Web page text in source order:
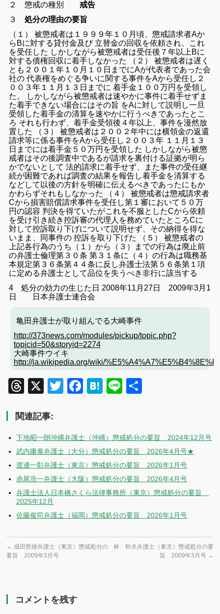
２ 懲戒の種別戒告
３処分の理由の要旨
（１） 被懲戒者は１９９９年１０月頃、懲戒請求者Aか
らBに対する貸付金及び 立替金の回収を依頼され、これ
を受任した しかしながら被懲戒者は受任後７年以上Bに
対する債権回収に着手しなかった （２） 被懲戒者は遅く
とも２００１年１０月１０日までにAが代表者であった会
社の 代表権をめぐる争いに関する事件をAから受任し２
００３年１１月１３日までに 着手金１００万円を受領し
た。 しかしながら被懲戒者は速やかに事件に着手せずま
た着手できない場合にはその旨 をAに対して説明し一旦
受領した着手金の清算を速やかに行うべきであったとこ
ろ それも行わず、着手金受領後４年以上、事件を漫然放
置した （３） 被懲戒者は２００２年中には横領金の返還
請求等に係る事件をAから受任し２００３年 １１月１３
日までには着手金５０万円を受領した しかしながら被懲
戒者はその後調査中であるが請求を裏付ける証拠が明ら
かでないとして 法的請求に着手せず、また事件の受任継
続が困難であれば調査の結果を報告し着手金を清算する
などして以後の方針を明確に伝えるべきであったにもか
かわらずそれもしなかった （４） 被懲戒者は懲戒請求者
Cから損害賠償請求事件を受任し第１審において５０万
円の認容 判決を得ていたがこれを不服としたCから依頼
を受け引き続き控訴審の代理人を務めていたところCに
対して控訴取り下げについて説明せず、その納得を得な
いまま、同事件の 控訴を取り下げた （５） 被懲戒者の
上記各行為のうち（１）から（３）までの行為は廃止前
の弁護士倫理第３０条 第３１条に（４）の行為は職務基
本規定第３６条第４４条に反し弁護士法第５６条第１項
に定める弁護士として品位を失うべき非行に該当する
4 処分の効力の生じた日 2008年11月27日 2009年3月1
日 日本弁護士連合会
亀田弁護士が取り組んでる大崎事件
http://373news.com/modules/pickup/topic.php?
topicid=50&storyid=2274
大崎事件ウイキ
http://ja.wikipedia.org/wiki/
Threads
X TwitterFacebook
Hatena
Line
関連記事:
下地昭一朗沖縄弁護士（沖縄）懲戒処分の要旨 2024年12月号
武内庸泰弁護士（大分）懲戒処分の要旨 2026年4月号★
渡邊一彰弁護士（東京）懲戒処分の要旨 2026年1月号
赤尾浩一弁護士（大阪）懲戒処分の要旨 2026年4月号
弁護士法人日本橋さくら法律事務所（東京）懲戒処分の要旨
2025年12月
佐藤俊司弁護士（福岡）懲戒処分の要旨 2026年1月号
← 成田哲雄弁護士（東京）懲戒処分の
要旨 2009年3月号
林 幹夫弁護士（東京）懲戒処分の要
旨 2009年3月号 →
コメントを残す